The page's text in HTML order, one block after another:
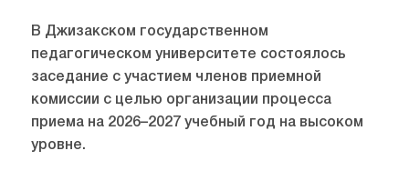
В Джизакском государственном
педагогическом университете состоялось
заседание с участием членов приемной
комиссии с целью организации процесса
приема на 2026–2027 учебный год на высоком
уровне.